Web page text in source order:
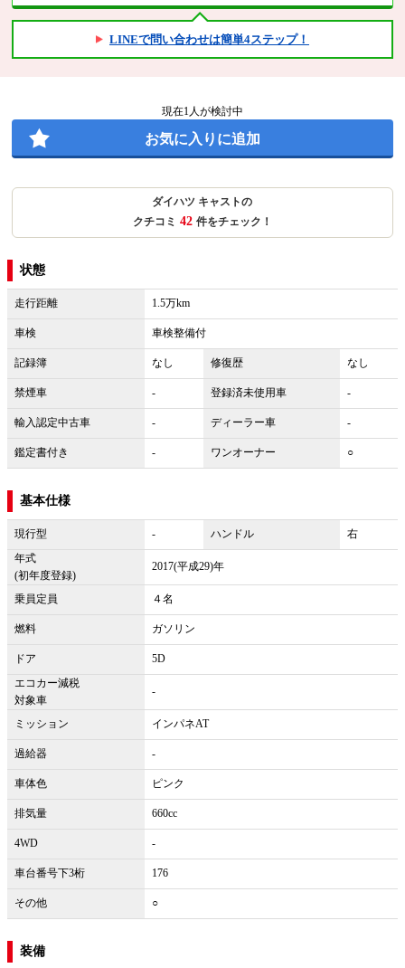
LINEで問い合わせは簡単4ステップ！
現在1人が検討中
お気に入りに追加
ダイハツ キャストの
クチコミ 42 件をチェック！
状態
走行距離 1.5万km
車検 車検整備付
記録簿 なし 修復歴 なし
禁煙車 - 登録済未使用車 -
輸入認定中古車 - ディーラー車 -
鑑定書付き - ワンオーナー ○
基本仕様
現行型 - ハンドル
右
年式
(初年度登録)
2017(平成29)年
乗員定員 ４名
燃料 ガソリン
ドア
5D
エコカー減税
対象車
-
ミッション インパネAT
過給器 -
車体色 ピンク
排気量 660cc
4WD -
車台番号下3桁 176
その他 ○
装備